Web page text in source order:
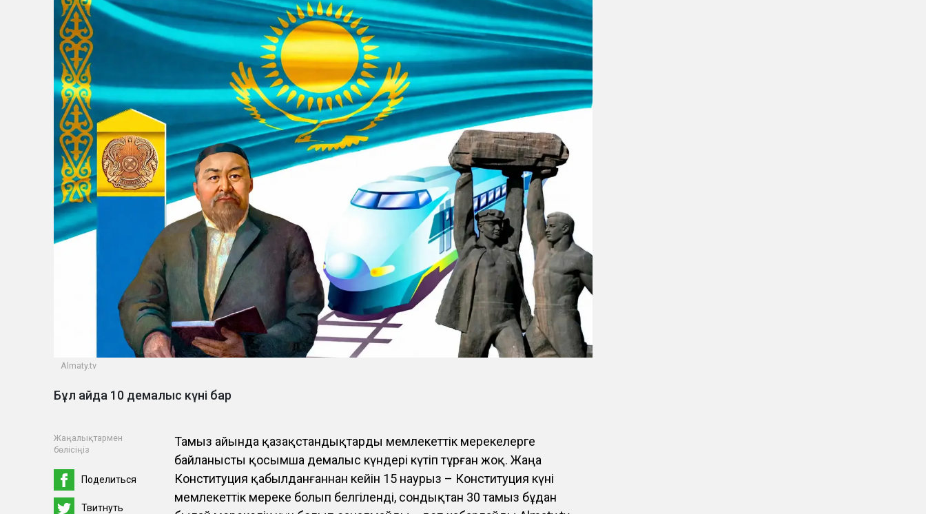
Almaty.tv
Бұл айда 10 демалыс күні бар
Жаңалықтармен
бөлісіңіз
Поделиться
Твитнуть
Тамыз айында қазақстандықтарды мемлекеттік мерекелерге
байланысты қосымша демалыс күндері күтіп тұрған жоқ. Жаңа
Конституция қабылданғаннан кейін 15 наурыз – Конституция күні
мемлекеттік мереке болып белгіленді, сондықтан 30 тамыз бұдан